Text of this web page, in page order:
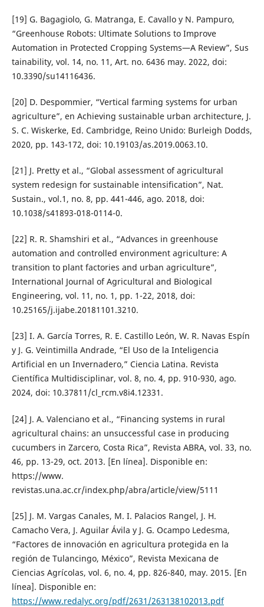
[19] G. Bagagiolo, G. Matranga, E. Cavallo y N. Pampuro,
“Greenhouse Robots: Ultimate Solutions to Improve
Automation in Protected Cropping Systems—A Review”, Sus
tainability, vol. 14, no. 11, Art. no. 6436 may. 2022, doi:
10.3390/su14116436.
[20] D. Despommier, “Vertical farming systems for urban
agriculture”, en Achieving sustainable urban architecture, J.
S. C. Wiskerke, Ed. Cambridge, Reino Unido: Burleigh Dodds,
2020, pp. 143-172, doi: 10.19103/as.2019.0063.10.
[21] J. Pretty et al., “Global assessment of agricultural
system redesign for sustainable intensification”, Nat.
Sustain., vol.1, no. 8, pp. 441-446, ago. 2018, doi:
10.1038/s41893-018-0114-0.
[22] R. R. Shamshiri et al., “Advances in greenhouse
automation and controlled environment agriculture: A
transition to plant factories and urban agriculture”,
International Journal of Agricultural and Biological
Engineering, vol. 11, no. 1, pp. 1-22, 2018, doi:
10.25165/j.ijabe.20181101.3210.
[23] I. A. García Torres, R. E. Castillo León, W. R. Navas Espín
y J. G. Veintimilla Andrade, “El Uso de la Inteligencia
Artificial en un Invernadero,” Ciencia Latina. Revista
Científica Multidisciplinar, vol. 8, no. 4, pp. 910-930, ago.
2024, doi: 10.37811/cl_rcm.v8i4.12331.
[24] J. A. Valenciano et al., “Financing systems in rural
agricultural chains: an unsuccessful case in producing
cucumbers in Zarcero, Costa Rica”, Revista ABRA, vol. 33, no.
46, pp. 13-29, oct. 2013. [En línea]. Disponible en:
https://www.
revistas.una.ac.cr/index.php/abra/article/view/5111
[25] J. M. Vargas Canales, M. I. Palacios Rangel, J. H.
Camacho Vera, J. Aguilar Ávila y J. G. Ocampo Ledesma,
“Factores de innovación en agricultura protegida en la
región de Tulancingo, México”, Revista Mexicana de
Ciencias Agrícolas, vol. 6, no. 4, pp. 826-840, may. 2015. [En
línea]. Disponible en:
https://www.redalyc.org/pdf/2631/263138102013.pdf